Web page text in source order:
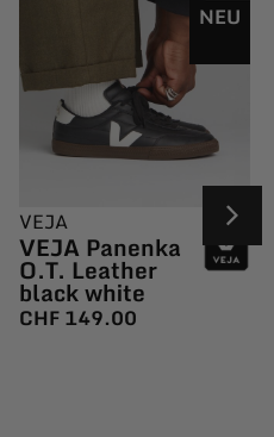
NEU
VEJA
VEJA Panenka
O.T. Leather
black white
CHF149.00